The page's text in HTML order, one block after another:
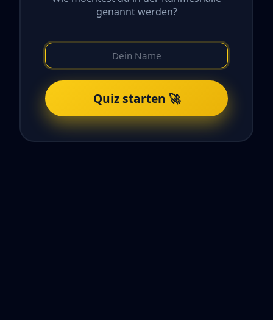
genannt werden?
Quiz starten 🚀